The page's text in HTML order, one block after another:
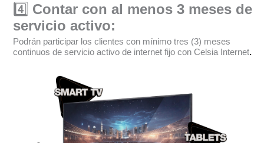
4️⃣ Contar con al menos 3 meses de
servicio activo:
Podrán participar los clientes con mínimo tres (3) meses
continuos de servicio activo de internet fijo con Celsia Internet.